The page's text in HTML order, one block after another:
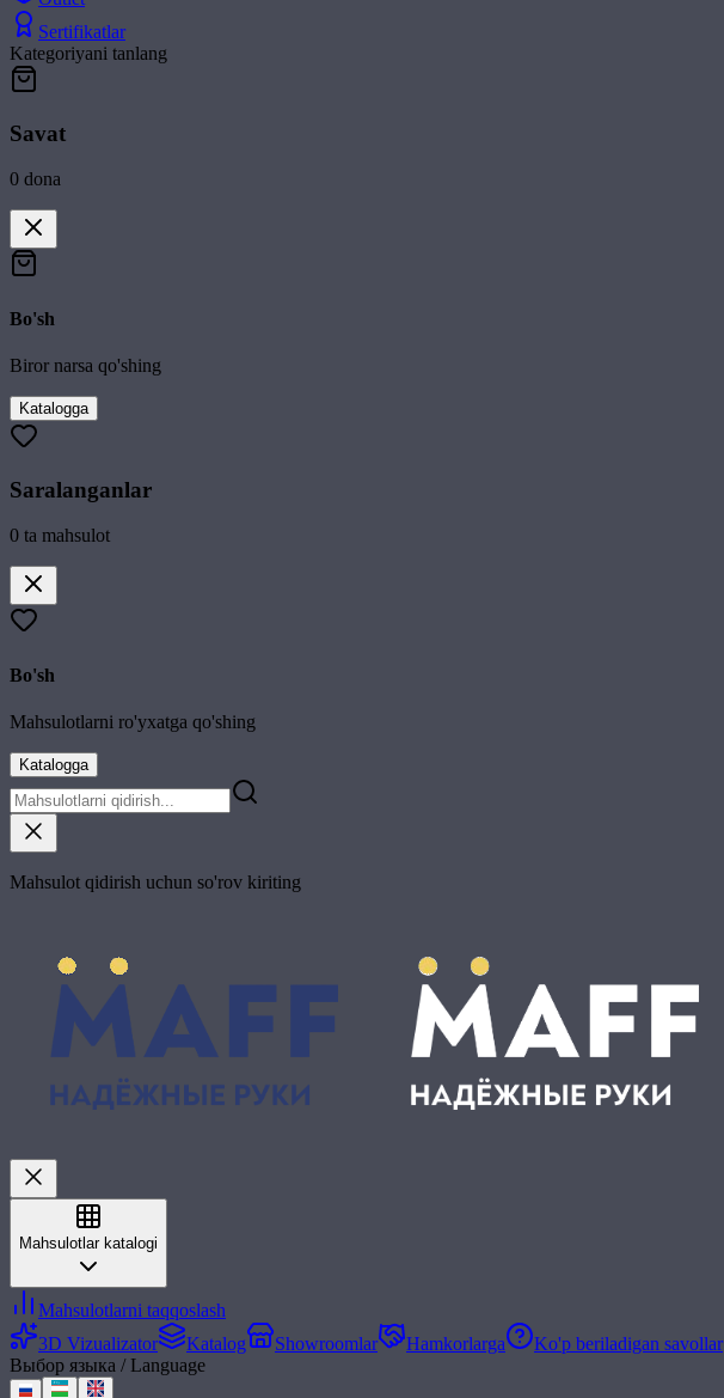
Sertifikatlar
Kategoriyani tanlang
Savat
0 dona
Bo'sh
Biror narsa qo'shing
Katalogga
Saralanganlar
0 ta mahsulot
Bo'sh
Mahsulotlarni ro'yxatga qo'shing
Katalogga
Mahsulot qidirish uchun so'rov kiriting
Mahsulotlar katalogi
Mahsulotlarni taqqoslash
3D Vizualizator
Katalog Showroomlar Hamkorlarga Ko'p beriladigan savollar
Выбор языка / Language